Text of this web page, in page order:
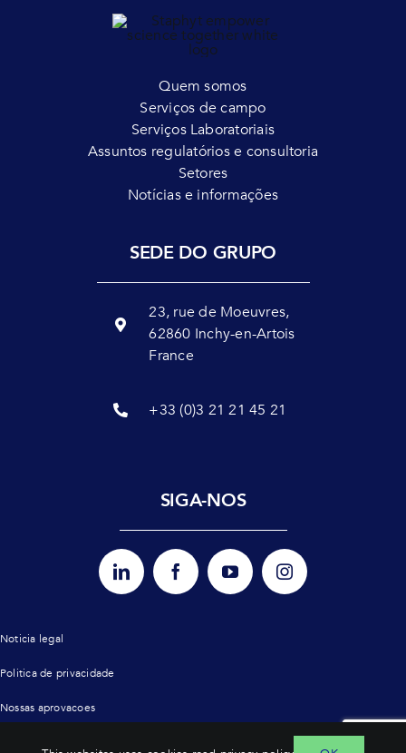
Quem somos
Serviços de campo
Serviços Laboratoriais
Assuntos regulatórios e consultoria
Setores
Notícias e informações
SEDE DO GRUPO
23, rue de Moeuvres,
62860 Inchy-en-Artois
France
+33 (0)3 21 21 45 21
SIGA-NOS
Noticia legal
Politica de privacidade
Nossas aprovacoes